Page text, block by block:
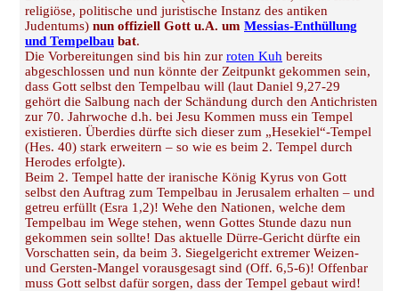
religiöse, politische und juristische Instanz des antiken
Judentums) nun offiziell Gott u.A. um Messias-Enthüllung
und Tempelbau bat.
Die Vorbereitungen sind bis hin zur roten Kuh bereits
abgeschlossen und nun könnte der Zeitpunkt gekommen sein,
dass Gott selbst den Tempelbau will (laut Daniel 9,27-29
gehört die Salbung nach der Schändung durch den Antichristen
zur 70. Jahrwoche d.h. bei Jesu Kommen muss ein Tempel
existieren. Überdies dürfte sich dieser zum „Hesekiel“-Tempel
(Hes. 40) stark erweitern – so wie es beim 2. Tempel durch
Herodes erfolgte).
Beim 2. Tempel hatte der iranische König Kyrus von Gott
selbst den Auftrag zum Tempelbau in Jerusalem erhalten – und
getreu erfüllt (Esra 1,2)! Wehe den Nationen, welche dem
Tempelbau im Wege stehen, wenn Gottes Stunde dazu nun
gekommen sein sollte! Das aktuelle Dürre-Gericht dürfte ein
Vorschatten sein, da beim 3. Siegelgericht extremer Weizen-
und Gersten-Mangel vorausgesagt sind (Off. 6,5-6)! Offenbar
muss Gott selbst dafür sorgen, dass der Tempel gebaut wird!